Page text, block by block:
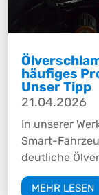
häufiges
Unser Tipp
21.04.2026
In unserer
Smart-
deutliche
MEHR LESEN